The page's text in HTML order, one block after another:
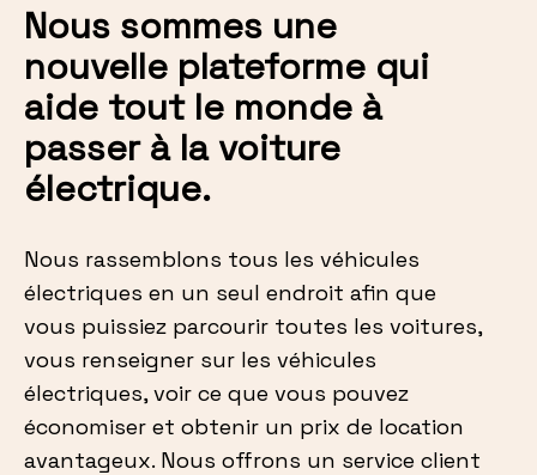
Nous sommes une
nouvelle plateforme qui
aide tout le monde à
passer à la voiture
électrique.
Nous rassemblons tous les véhicules
électriques en un seul endroit afin que
vous puissiez parcourir toutes les voitures,
vous renseigner sur les véhicules
électriques, voir ce que vous pouvez
économiser et obtenir un prix de location
avantageux. Nous offrons un service client